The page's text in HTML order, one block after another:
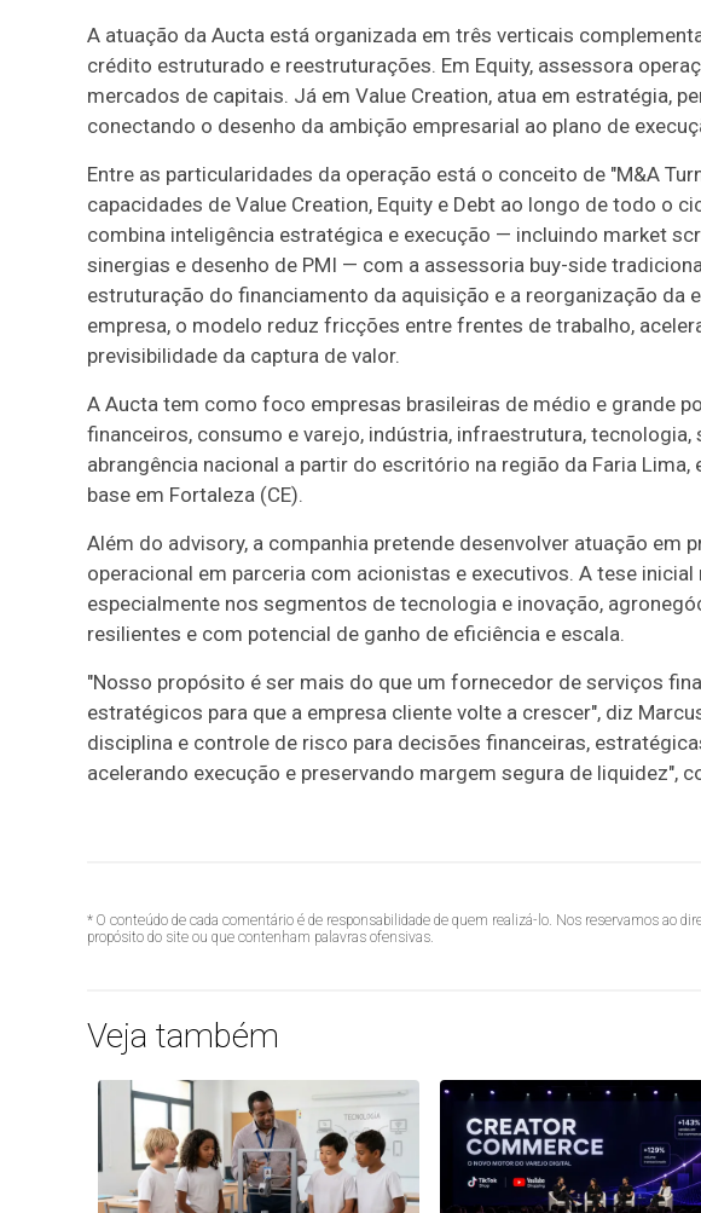
A atuação da Aucta está organizada em três verticais
crédito estruturado e reestruturações. Em Equity, assessora
mercados de capitais. Já em Value Creation, atua em estratégia,
conectando o desenho da ambição empresarial ao plano de
Entre as particularidades da operação está o conceito de "M&A
capacidades de Value Creation, Equity e Debt ao longo de todo o
combina inteligência estratégica e execução — incluindo market
sinergias e desenho de PMI — com a assessoria buy-side
estruturação do financiamento da aquisição e a reorganização da
empresa, o modelo reduz fricções entre frentes de trabalho,
previsibilidade da captura de valor.
A Aucta tem como foco empresas brasileiras de médio e grande
financeiros, consumo e varejo, indústria, infraestrutura,
abrangência nacional a partir do escritório na região da Faria
base em Fortaleza (CE).
Além do advisory, a companhia pretende desenvolver atuação em
operacional em parceria com acionistas e executivos. A tese
especialmente nos segmentos de tecnologia e inovação,
resilientes e com potencial de ganho de eficiência e escala.
"Nosso propósito é ser mais do que um fornecedor de serviços
estratégicos para que a empresa cliente volte a crescer", diz
disciplina e controle de risco para decisões financeiras,
acelerando execução e preservando margem segura de liquidez",
* O conteúdo de cada comentário é de responsabilidade de quem realizá-lo. Nos reservamos ao
propósito do site ou que contenham palavras ofensivas.
Veja também